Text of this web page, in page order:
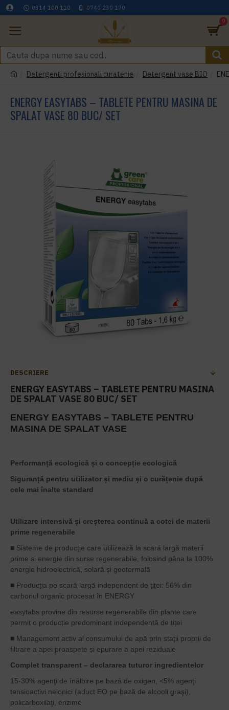
0314 100 110 0740 230 170
0
Detergenti profesionali curatenie Detergent vase BIO
ENERGY EASYTABS – TABLETE PENTRU MASINA DE
SPALAT VASE 80 BUC/ SET
DESCRIERE
ENERGY EASYTABS – TABLETE PENTRU MASINA
DE SPALAT VASE 80 BUC/ SET
ENERGY EASYTABS – TABLETE PENTRU
MASINA DE SPALAT VASE
Performanță ecologică și o concepție ecologică
Siguranță pentru utilizator și mediu și o curățenie după
cele mai înalte standard
Utilizare intensivă și creșterea continuă a cotei de materii
prime regenerabile
■ Sisteme de producție care utilizează la scară largă materii
prime si energie din surse regenerabile, folosind pâna la 100%
energie hidroelectrică, solară și geotermală
■ Producția pe scară largă independent de țiței: 56% din
carbonul organic procesat în ENERGY
easytabs provine din resurse regenerabile din plante care
permit o producție predominant independentă de țiței
■ Management activ al consumului de apă prin stații proprii de
filtrare a apei proaspete și epurare a apei reziduale
Complet transparent – declararea tuturor ingredientelor
15-30% agenţi de înălbire pe bază de oxigen, <5% agenţi
tensioactivi neionici (aduct EO pe bază de alcooli graşi),
policarboxilaţi, enzime